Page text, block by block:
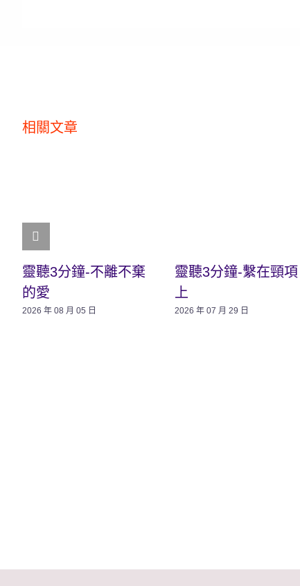
相關文章
靈聽3分鐘-不離不棄
的愛
2026 年 08 月 05 日
靈聽3分鐘-繫在頸項
上
2026 年 07 月 29 日